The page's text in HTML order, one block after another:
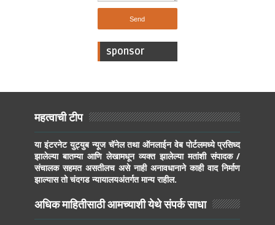
sponsor
महत्वाची टीप
या इंटरनेट युट्युब न्यूज चॅनेल तथा ऑनलाईन वेब पोर्टलमध्ये प्रसिध्द
झालेल्या बातम्या आणि लेखामधून व्यक्त झालेल्या मतांशी संपादक /
संचालक सहमत असतीलच असे नाही अनावधानाने काही वाद निर्माण
झाल्यास तो चंदगड न्यायालयअंतर्गत मान्य राहील.
अधिक माहितीसाठी आमच्याशी येथे संपर्क साधा